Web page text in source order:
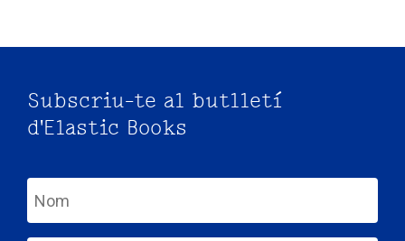
Subscriu-te al butlletí
d'Elastic Books